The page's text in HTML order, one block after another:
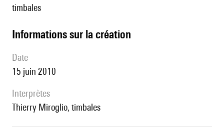
timbales
informations sur la création
date
15 juin 2010
interprètes
Thierry Miroglio, timbales